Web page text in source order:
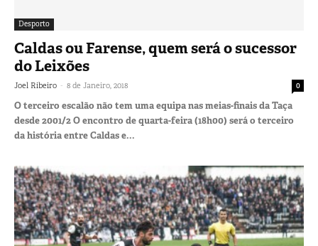
Desporto
Caldas ou Farense, quem será o sucessor
do Leixões
Joel Ribeiro - 8 de Janeiro, 2018 0
O terceiro escalão não tem uma equipa nas meias-finais da Taça
desde 2001/2 O encontro de quarta-feira (18h00) será o terceiro
da história entre Caldas e...